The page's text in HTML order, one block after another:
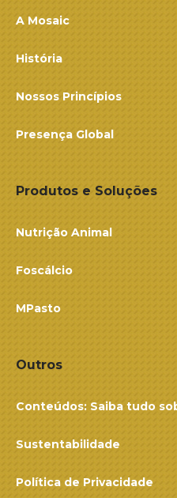
A Mosaic
História
Nossos Princípios
Presença Global
Produtos e Soluções
Nutrição Animal
Foscálcio
MPasto
Outros
Conteúdos: Saiba tudo
Sustentabilidade
Política de Privacidade